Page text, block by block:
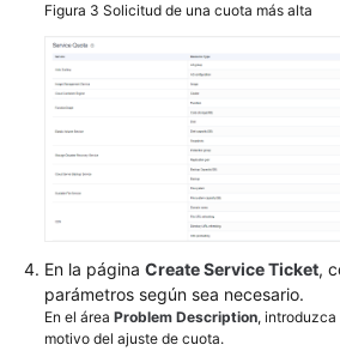
de
subred
Tráfico
VPN
conexiones
VPN
activas
Figura 3 Solicitud de una cuota más alta
En la página Create Service Ticket,
parámetros según sea necesario.
En el área Problem Description,
motivo del ajuste de cuota.